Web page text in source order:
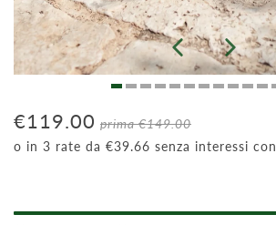
€119.00 prima€149.00
o in 3 rate da €39.66 senza interessi con